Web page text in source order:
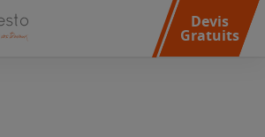
Devis
Gratuits